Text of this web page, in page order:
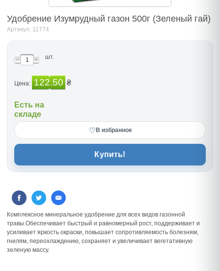
Удобрение Изумрудный газон 500г (Зеленый гай)
Артикул: 11774
шт.
Цена: 122.50 ₴
Есть на
складе
♡ В избранное
Купить!
Комплексное минеральное удобрение для всех видов газонной
травы.Обеспечивает быстрый и равномерный рост, поддерживает и
усиливает яркость окраски, повышает сопротивляемость болезням,
гнилям, переохлаждению, сохраняет и увеличивает вегетативную
зеленую массу.